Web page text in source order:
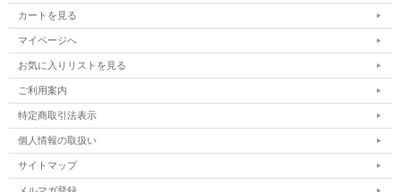
カートを見る
マイページへ
お気に入りリストを見る
ご利用案内
特定商取引法表示
個人情報の取扱い
サイトマップ